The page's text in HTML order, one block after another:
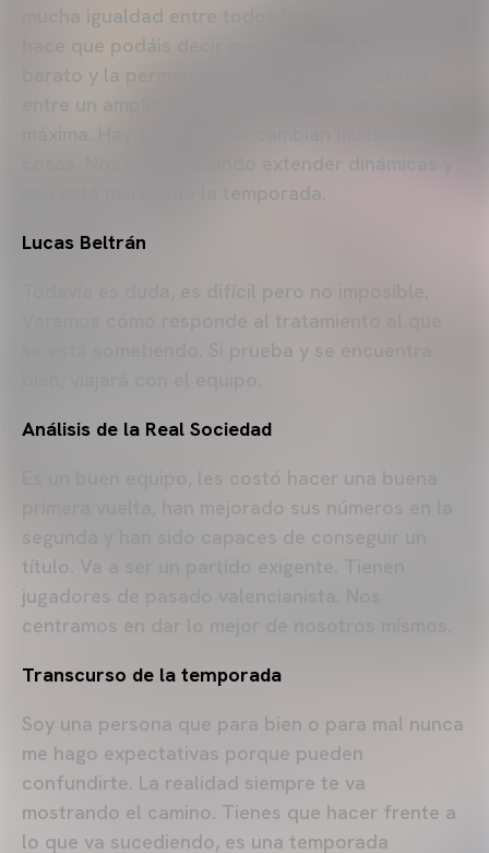
mucha igualdad entre todos los rivales y eso
hace que podáis decir que entrar en Europa es
barato y la permanencia es cara. La igualdad
entre un amplio número de equipos está siendo
cosas. Nos está costando extender dinámicas y
eso está marcando la temporada.
Lucas Beltrán
Todavía es duda, es difícil pero no imposible.
Veremos cómo responde al tratamiento al que
se está sometiendo. Si prueba y se encuentra
Análisis de la Real Sociedad
Es un buen equipo, les costó hacer una buena
primera vuelta, han mejorado sus números en la
segunda y han sido capaces de conseguir un
título. Va a ser un partido exigente. Tienen
jugadores de pasado valencianista. Nos
centramos en dar lo mejor de nosotros mismos.
Transcurso de la temporada
Soy una persona que para bien o para mal nunca
me hago expectativas porque pueden
confundirte. La realidad siempre te va
mostrando el camino. Tienes que hacer frente a
lo que va sucediendo, es una temporada